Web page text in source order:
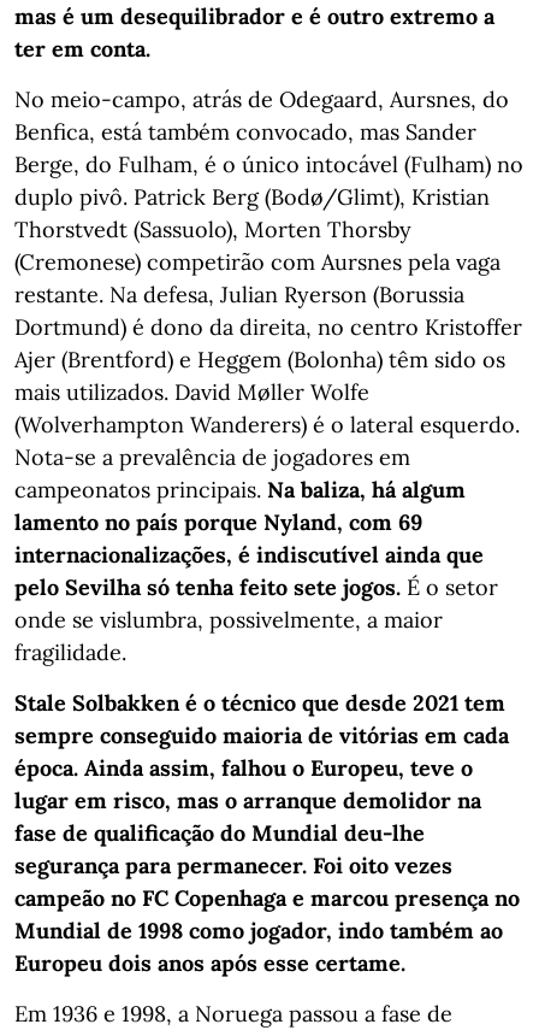
mas é um desequilibrador e é outro extremo a
ter em conta.
No meio-campo, atrás de Odegaard, Aursnes, do
Benfica, está também convocado, mas Sander
Berge, do Fulham, é o único intocável (Fulham) no
duplo pivô. Patrick Berg (Bodø/Glimt), Kristian
Thorstvedt (Sassuolo), Morten Thorsby
(Cremonese) competirão com Aursnes pela vaga
restante. Na defesa, Julian Ryerson (Borussia
Dortmund) é dono da direita, no centro Kristoffer
Ajer (Brentford) e Heggem (Bolonha) têm sido os
mais utilizados. David Møller Wolfe
(Wolverhampton Wanderers) é o lateral esquerdo.
Nota-se a prevalência de jogadores em
campeonatos principais. Na baliza, há algum
lamento no país porque Nyland, com 69
internacionalizações, é indiscutível ainda que
pelo Sevilha só tenha feito sete jogos. É o setor
onde se vislumbra, possivelmente, a maior
fragilidade.
Stale Solbakken é o técnico que desde 2021 tem
sempre conseguido maioria de vitórias em cada
época. Ainda assim, falhou o Europeu, teve o
lugar em risco, mas o arranque demolidor na
fase de qualificação do Mundial deu-lhe
segurança para permanecer. Foi oito vezes
campeão no FC Copenhaga e marcou presença no
Mundial de 1998 como jogador, indo também ao
Europeu dois anos após esse certame.
Em 1936 e 1998, a Noruega passou a fase de